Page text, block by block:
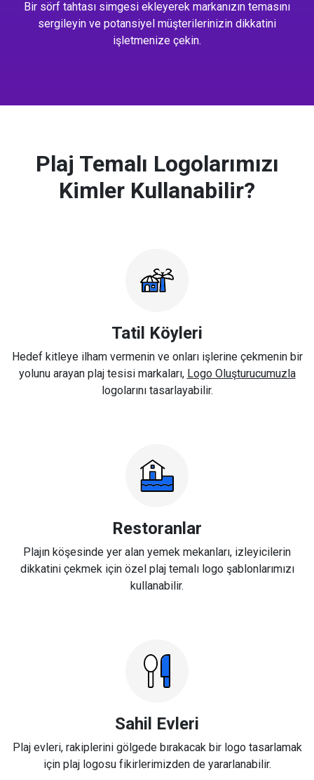
Bir sörf tahtası simgesi ekleyerek markanızın temasını
sergileyin ve potansiyel müşterilerinizin dikkatini
işletmenize çekin.
Plaj Temalı Logolarımızı
Kimler Kullanabilir?
Tatil Köyleri
Hedef kitleye ilham vermenin ve onları işlerine çekmenin bir
yolunu arayan plaj tesisi markaları, Logo Oluşturucumuzla
logolarını tasarlayabilir.
Restoranlar
Plajın köşesinde yer alan yemek mekanları, izleyicilerin
dikkatini çekmek için özel plaj temalı logo şablonlarımızı
kullanabilir.
Sahil Evleri
Plaj evleri, rakiplerini gölgede bırakacak bir logo tasarlamak
için plaj logosu fikirlerimizden de yararlanabilir.